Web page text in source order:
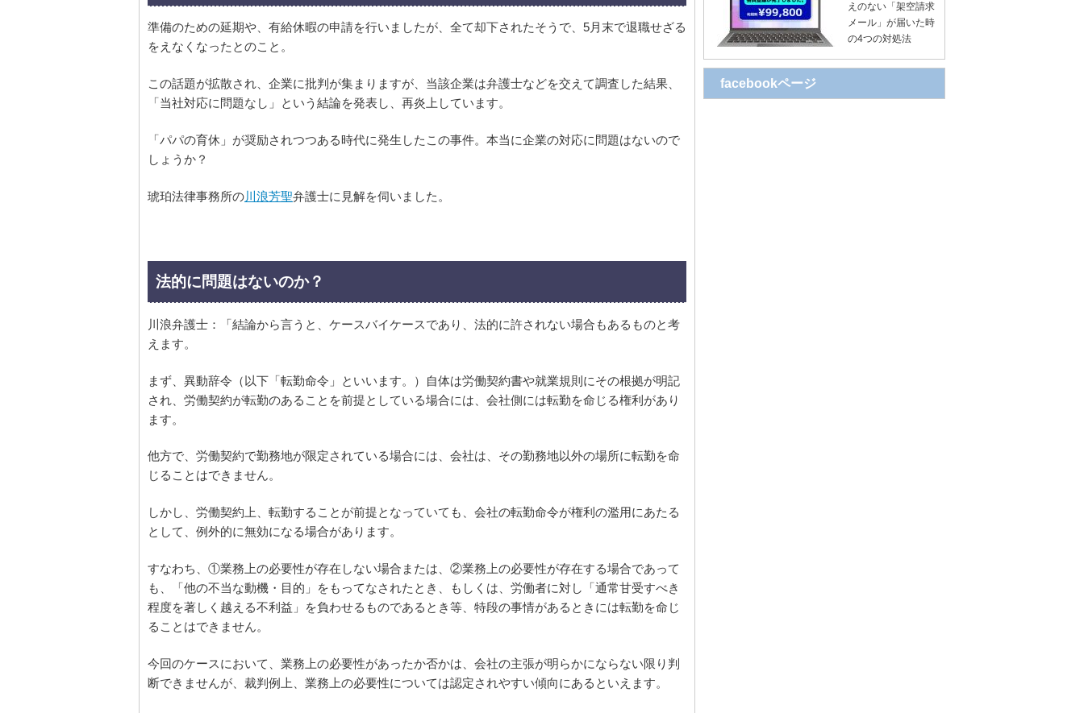
準備のための延期や、有給休暇の申請を行いましたが、全て却下されたそうで、5月末で退職せざる
をえなくなったとのこと。
この話題が拡散され、企業に批判が集まりますが、当該企業は弁護士などを交えて調査した結果、
「当社対応に問題なし」という結論を発表し、再炎上しています。
「パパの育休」が奨励されつつある時代に発生したこの事件。本当に企業の対応に問題はないので
しょうか？
琥珀法律事務所の川浪芳聖弁護士に見解を伺いました。
法的に問題はないのか？
川浪弁護士：「結論から言うと、ケースバイケースであり、法的に許されない場合もあるものと考
えます。
まず、異動辞令（以下「転勤命令」といいます。）自体は労働契約書や就業規則にその根拠が明記
され、労働契約が転勤のあることを前提としている場合には、会社側には転勤を命じる権利があり
ます。
他方で、労働契約で勤務地が限定されている場合には、会社は、その勤務地以外の場所に転勤を命
じることはできません。
しかし、労働契約上、転勤することが前提となっていても、会社の転勤命令が権利の濫用にあたる
として、例外的に無効になる場合があります。
すなわち、①業務上の必要性が存在しない場合または、②業務上の必要性が存在する場合であって
も、「他の不当な動機・目的」をもってなされたとき、もしくは、労働者に対し「通常甘受すべき
程度を著しく越える不利益」を負わせるものであるとき等、特段の事情があるときには転勤を命じ
ることはできません。
今回のケースにおいて、業務上の必要性があったか否かは、会社の主張が明らかにならない限り判
断できませんが、裁判例上、業務上の必要性については認定されやすい傾向にあるといえます。
えのない「架空請求
メール」が届いた時
の4つの対処法
facebookページ